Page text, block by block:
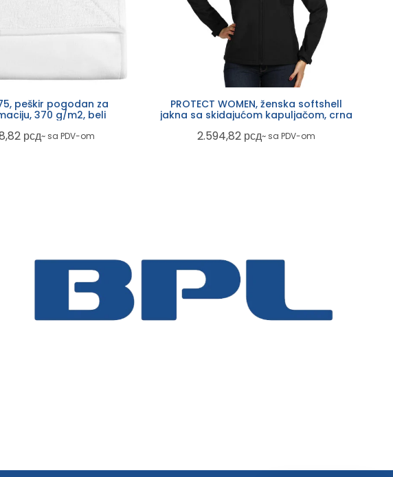
75, peškir pogodan za
370 g/m2, beli
рсд~ sa PDV-om
PROTECT WOMEN, ženska softshell
jakna sa skidajućom kapuljačom, crna
2.594,82 рсд~ sa PDV-om